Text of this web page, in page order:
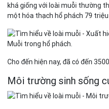
khá giống với loài muỗi thường
một hóa thạch hổ phách 79 triệu
Muỗi trong hổ phách.
Cho đến hiện nay, đã có đến
Môi trường sinh sống